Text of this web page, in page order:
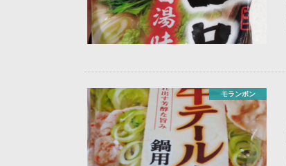
モランボン